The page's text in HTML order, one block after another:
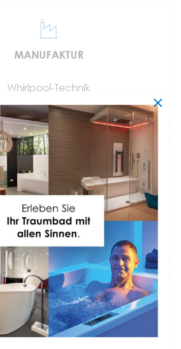
MANUFAKTUR
Whirlpool-Technik
GEPRÜFT
Erfüllt alle DIN-Normen
für Hygiene & Schall
INSTALLATION